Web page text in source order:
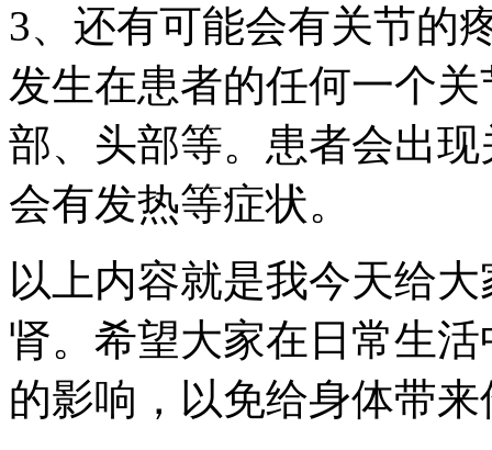
3、还有可能会有关节的
发生在患者的任何一个
部、头部等。患者会出
会有发热等症状。
以上内容就是我今天给
肾。希望大家在日常生
的影响，以免给身体带